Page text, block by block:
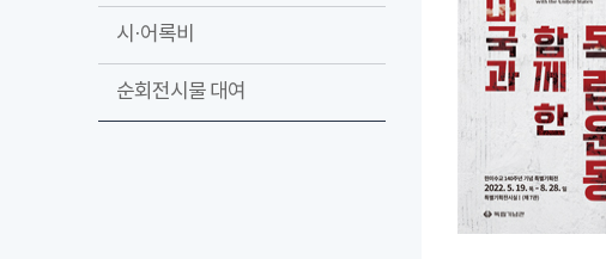
시·어록비
순회전시물 대여